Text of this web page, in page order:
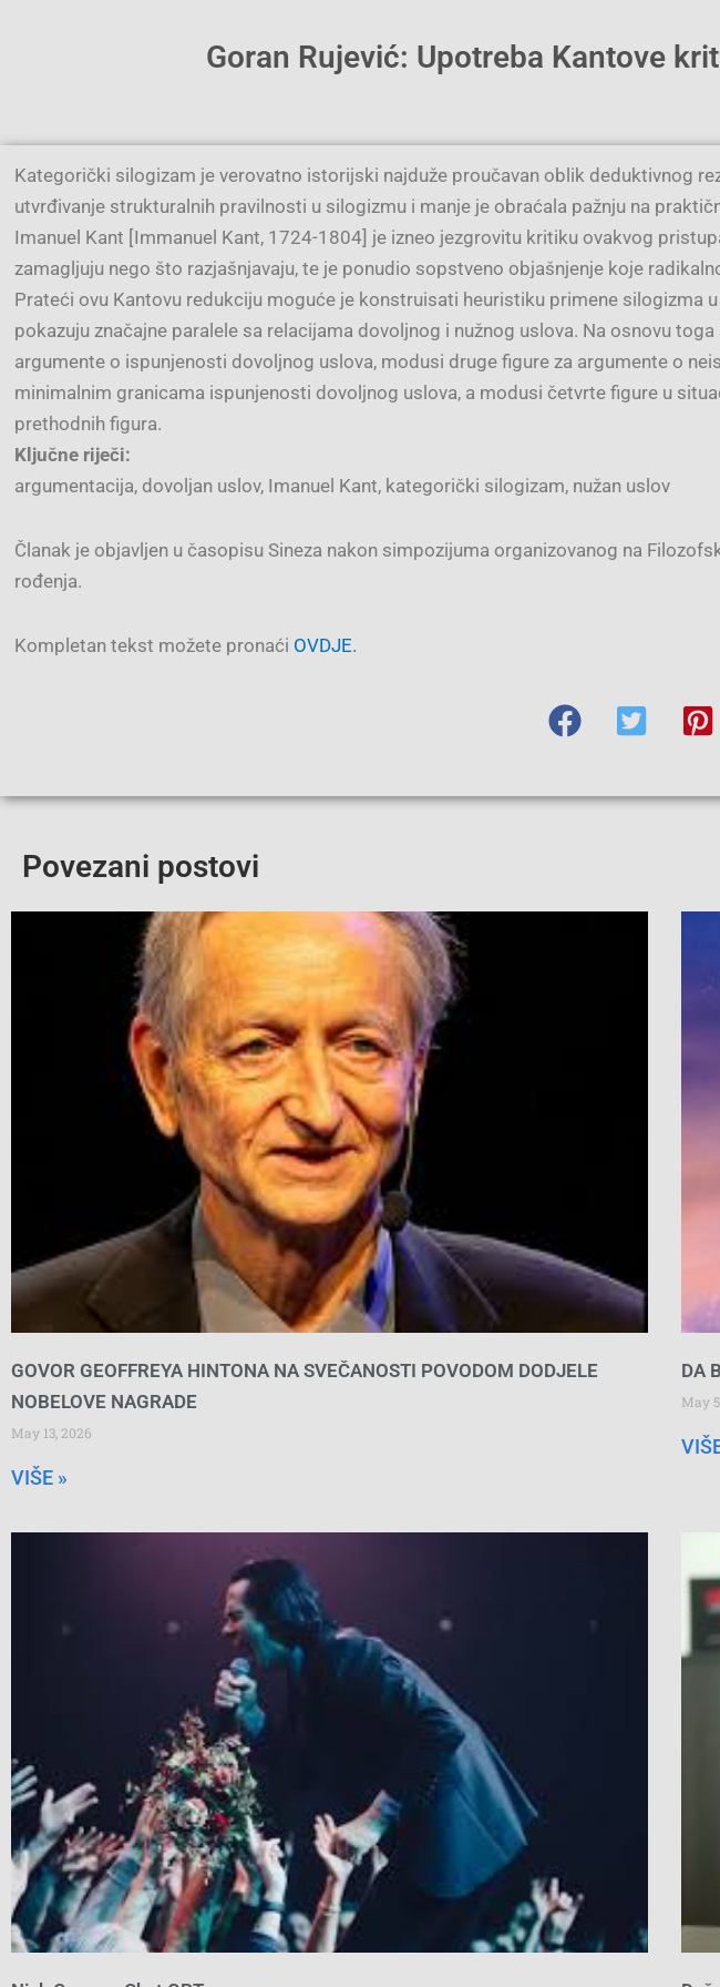
Goran Rujević: Upotreba Kantove
Kategorički silogizam je verovatno istorijski najduže proučavan oblik deduktivnog
utvrđivanje strukturalnih pravilnosti u silogizmu i manje je obraćala pažnju na
Imanuel Kant [Immanuel Kant, 1724-1804] je izneo jezgrovitu kritiku ovakvog
zamagljuju nego što razjašnjavaju, te je ponudio sopstveno objašnjenje koje
Prateći ovu Kantovu redukciju moguće je konstruisati heuristiku primene
pokazuju značajne paralele sa relacijama dovoljnog i nužnog uslova. Na osnovu
argumente o ispunjenosti dovoljnog uslova, modusi druge figure za argumente o
minimalnim granicama ispunjenosti dovoljnog uslova, a modusi četvrte figure u
prethodnih figura.
Ključne riječi:
argumentacija, dovoljan uslov, Imanuel Kant, kategorički silogizam, nužan uslov
Članak je objavljen u časopisu Sineza nakon simpozijuma organizovanog na
rođenja.
Kompletan tekst možete pronaći OVDJE.
Povezani postovi
GOVOR GEOFFREYA HINTONA NA SVEČANOSTI POVODOM DODJELE
NOBELOVE NAGRADE
May 13, 2026
VIŠE »
DA
May